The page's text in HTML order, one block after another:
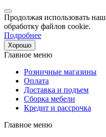
Продолжая использовать наш
обработку файлов cookie.
Подробнее
Хорошо
Главное меню
Розничные магазины
Оплата
Доставка и подъем
Сборка мебели
Кредит и рассрочка
Главное меню